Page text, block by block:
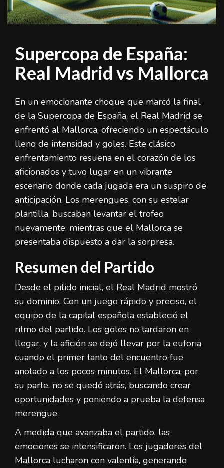
Supercopa de España:
Real Madrid vs Mallorca
En un emocionante choque que marcó la final
de la Supercopa de España, el Real Madrid se
enfrentó al Mallorca, ofreciendo un espectáculo
lleno de intensidad y goles. Este clásico
enfrentamiento resuena en el corazón de los
aficionados y tuvo lugar en un vibrante
escenario donde cada jugada era un suspiro de
anticipación. Los merengues, con su estelar
plantilla, buscaban levantar el trofeo
nuevamente, mientras que el Mallorca se
presentaba dispuesto a dar la sorpresa.
Resumen del Partido
Desde el pitido inicial, el Real Madrid mostró
su dominio. Con un juego rápido y preciso, el
equipo de la capital española estableció el
ritmo del partido. Los goles no tardaron en
llegar, y la afición se dejó llevar por la euforia
cuando el primer tanto del encuentro fue
anotado a los pocos minutos. El Mallorca, por
su parte, no se quedó atrás, buscando crear
oportunidades y poniendo a prueba la defensa
merengue.
A medida que avanzaba el partido, las
emociones se intensificaron. Los jugadores del
Mallorca lucharon con valentía, generando